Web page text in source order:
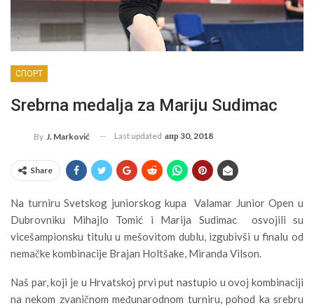
СПОРТ
Srebrna medalja za Mariju Sudimac
By J. Marković Last updated апр 30, 2018
Share
Na turniru Svetskog juniorskog kupa Valamar Junior Open u
Dubrovniku Mihajlo Tomić i Marija Sudimac osvojili su
vicešampionsku titulu u mešovitom dublu, izgubivši u finalu od
nemačke kombinacije Brajan Holtšake, Miranda Vilson.
Naš par, koji je u Hrvatskoj prvi put nastupio u ovoj kombinaciji
na nekom zvaničnom međunarodnom turniru, pohod ka srebru